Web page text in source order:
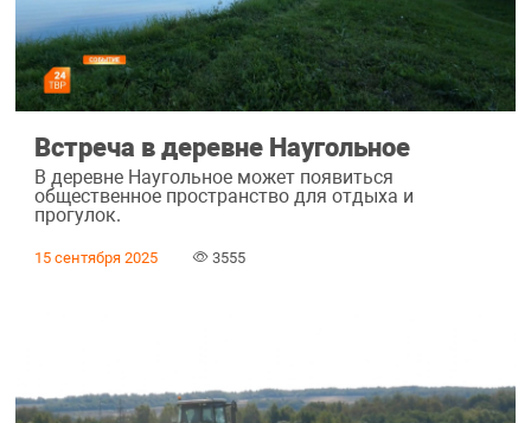
Встреча в деревне Наугольное
В деревне Наугольное может появиться
общественное пространство для отдыха и
прогулок.
15 сентября 2025 3555